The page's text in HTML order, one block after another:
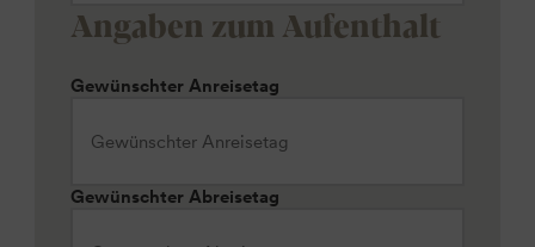
Angaben zum Aufenthalt
Gewünschter Anreisetag
Gewünschter Abreisetag